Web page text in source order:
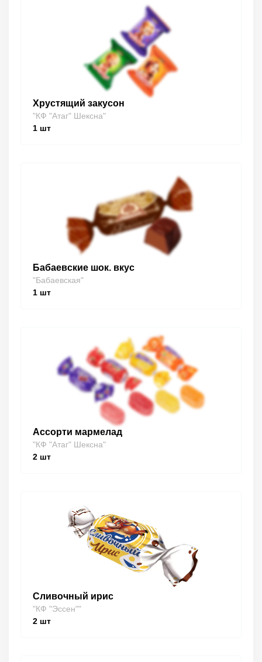
Хрустящий закусон
"КФ "Атаг" Шексна"
1 шт
Бабаевские шок. вкус
"Бабаевская"
1 шт
Ассорти мармелад
"КФ "Атаг" Шексна"
2 шт
Сливочный ирис
"КФ "Эссен""
2 шт